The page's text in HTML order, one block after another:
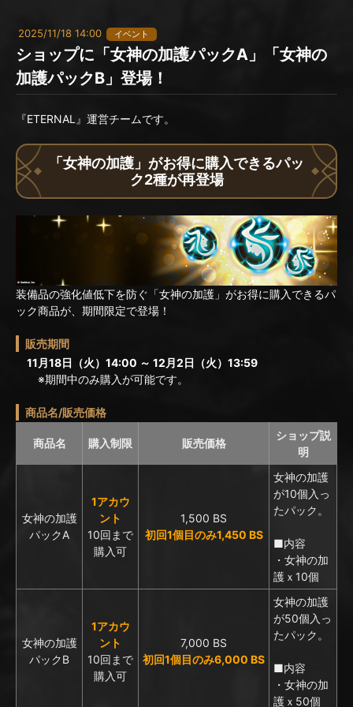
2025/11/18 14:00 イベント
ショップに「女神の加護パックA」「女神の
加護パックB」登場！
『ETERNAL』運営チームです。
「女神の加護」がお得に購入できるパッ
ク2種が再登場
装備品の強化値低下を防ぐ「女神の加護」がお得に購入できるパ
ック商品が、期間限定で登場！
販売期間
11月18日（火）14:00 ～ 12月2日（火）13:59
※期間中のみ購入が可能です。
商品名/販売価格
商品名 購入制限 販売価格
ショップ説
明
女神の加護
パックA
1アカウ
ント
10回まで
購入可
1,500 BS
初回1個目のみ1,450 BS
女神の加護
が10個入っ
たパック。
■内容
・女神の加
護ｘ10個
女神の加護
パックB
1アカウ
ント
10回まで
購入可
7,000 BS
初回1個目のみ6,000 BS
女神の加護
が50個入っ
たパック。
■内容
・女神の加
護ｘ50個